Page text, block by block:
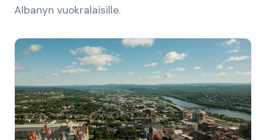
Albanyn vuokralaisille.